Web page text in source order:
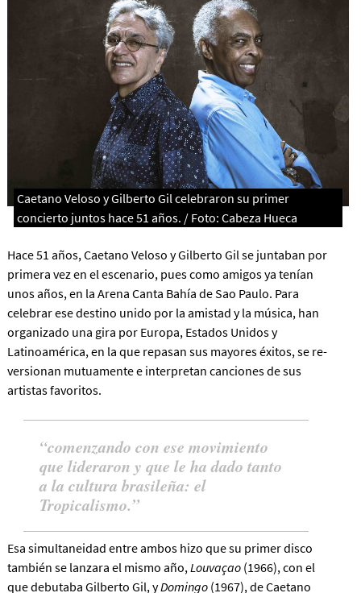
Caetano Veloso y Gilberto Gil celebraron su primer
concierto juntos hace 51 años. / Foto: Cabeza Hueca
Hace 51 años, Caetano Veloso y Gilberto Gil se juntaban por
primera vez en el escenario, pues como amigos ya tenían
unos años, en la Arena Canta Bahía de Sao Paulo. Para
celebrar ese destino unido por la amistad y la música, han
organizado una gira por Europa, Estados Unidos y
Latinoamérica, en la que repasan sus mayores éxitos, se re-
versionan mutuamente e interpretan canciones de sus
artistas favoritos.
comenzando con ese movimiento
que lideraron y que le ha dado tanto
a la cultura brasileña: el
Tropicalismo.
Esa simultaneidad entre ambos hizo que su primer disco
también se lanzara el mismo año, Louvaçao(1966), con el
que debutaba Gilberto Gil, yDomingo(1967), de Caetano